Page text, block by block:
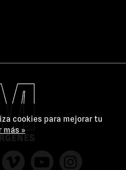
cookies para mejorar tu
más »